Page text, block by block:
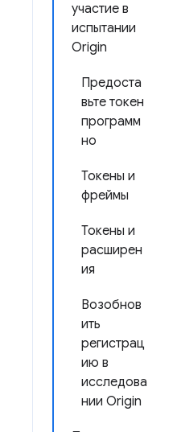
участие в
испытании
Origin
Предоста
вьте токен
программ
но
Токены и
фреймы
Токены и
расширен
ия
Возобнов
ить
регистрац
ию в
исследова
нии Origin